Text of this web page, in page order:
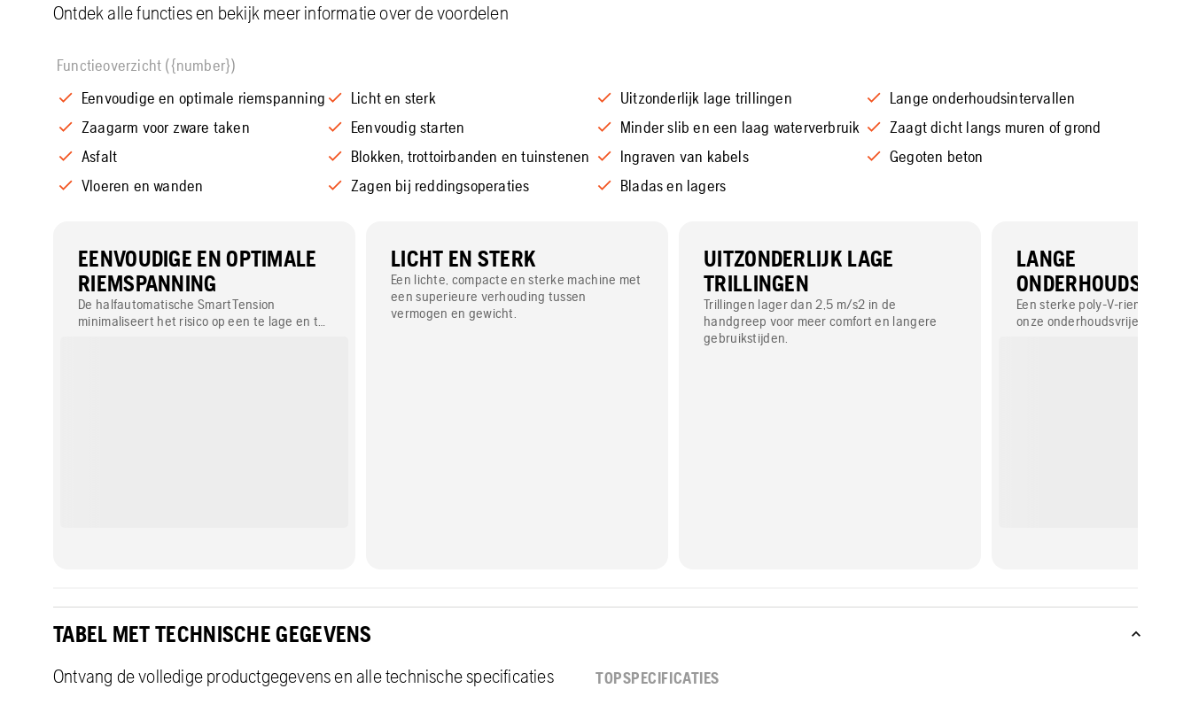
Ontdek alle functies en bekijk meer informatie over de voordelen
Functieoverzicht ({number})
Eenvoudige en optimale riemspanning
Licht en sterk Uitzonderlijk lage trillingen
Lange onderhoudsintervallen
Zaagarm voor zware taken
Eenvoudig starten Minder slib en een laag waterverbruik
Zaagt dicht langs muren of grond
Asfalt
Blokken, trottoirbanden en tuinstenen Ingraven van kabels
Gegoten beton
Vloeren en wanden
Zagen bij reddingsoperaties Bladas en lagers
EENVOUDIGE EN OPTIMALE
RIEMSPANNING
De halfautomatische SmartTension
minimaliseert het risico op een te lage en te
LICHT EN STERK
Een lichte, compacte en sterke machine met
een superieure verhouding tussen
vermogen en gewicht.
UITZONDERLIJK LAGE
TRILLINGEN
Trillingen lager dan 2,5 m/s2 in de
handgreep voor meer comfort en langere
gebruikstijden.
LANGE
Een sterke poly-V-riem in
onze onderhoudsvrije
TABEL MET TECHNISCHE GEGEVENS
Ontvang de volledige productgegevens en alle technische specificaties TOPSPECIFICATIES